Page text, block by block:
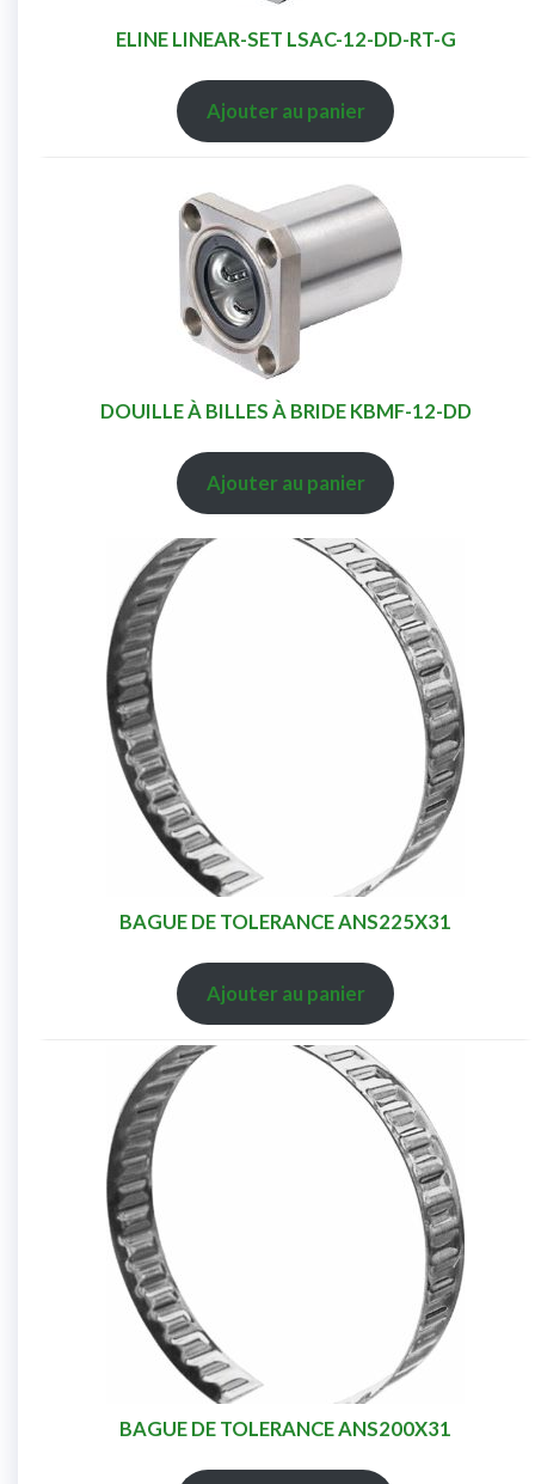
ELINE LINEAR-SET LSAC-12-DD-RT-G
Ajouter au panier
DOUILLE À BILLES À BRIDE KBMF-12-DD
Ajouter au panier
BAGUE DE TOLERANCE ANS225X31
Ajouter au panier
BAGUE DE TOLERANCE ANS200X31